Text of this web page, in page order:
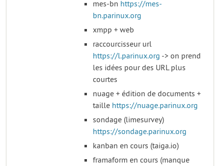
mes-bn https://mes-
bn.parinux.org
xmpp + web
raccourcisseur url
https://l.parinux.org -> on prend
les idées pour des URL plus
courtes
nuage + édition de documents +
taille https://nuage.parinux.org
sondage (limesurvey)
https://sondage.parinux.org
kanban en cours (taiga.io)
framaform en cours (manque